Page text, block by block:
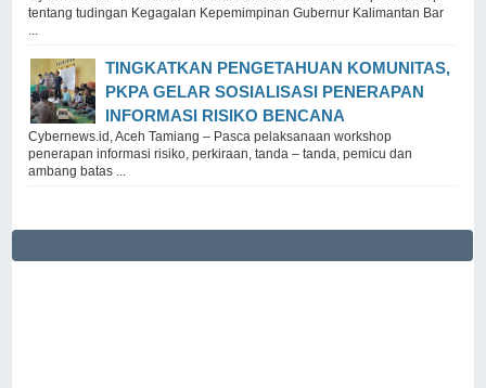
tentang tudingan Kegagalan Kepemimpinan Gubernur Kalimantan Bar
...
TINGKATKAN PENGETAHUAN KOMUNITAS,
PKPA GELAR SOSIALISASI PENERAPAN
INFORMASI RISIKO BENCANA
Cybernews.id, Aceh Tamiang – Pasca pelaksanaan workshop
penerapan informasi risiko, perkiraan, tanda – tanda, pemicu dan
ambang batas ...